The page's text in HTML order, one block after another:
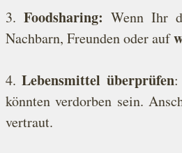
3. Foodsharing: Wenn Ihr
Nachbarn, Freunden oder auf
4. Lebensmittel überprüfen:
könnten verdorben sein.
vertraut.